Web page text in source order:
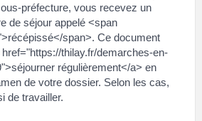
préfecture, vous recevez un
de séjour appelé <span
span>. Ce document
thilay.fr/demarches-en-
régulièrement</a> en
de votre dossier. Selon les cas,
de travailler.